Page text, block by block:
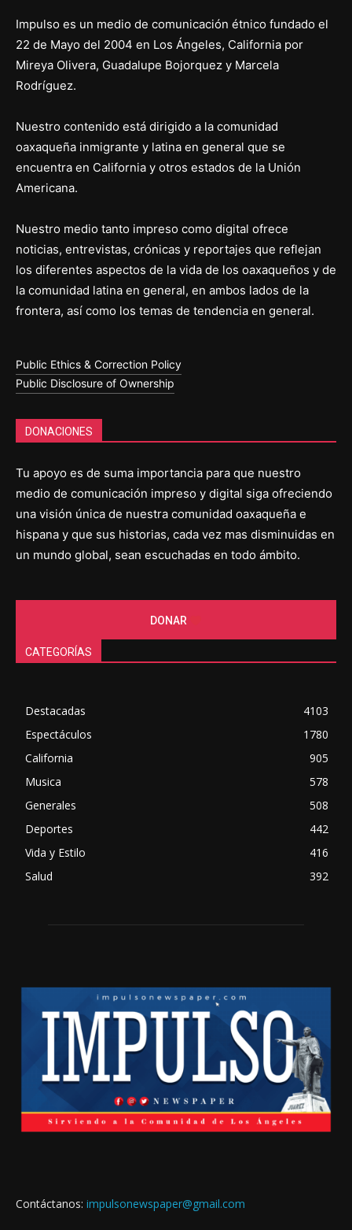
Impulso es un medio de comunicación étnico fundado el
22 de Mayo del 2004 en Los Ángeles, California por
Mireya Olivera, Guadalupe Bojorquez y Marcela
Rodríguez.
Nuestro contenido está dirigido a la comunidad
oaxaqueña inmigrante y latina en general que se
encuentra en California y otros estados de la Unión
Americana.
Nuestro medio tanto impreso como digital ofrece
noticias, entrevistas, crónicas y reportajes que reflejan
los diferentes aspectos de la vida de los oaxaqueños y de
la comunidad latina en general, en ambos lados de la
frontera, así como los temas de tendencia en general.
Public Ethics & Correction Policy
Public Disclosure of Ownership
DONACIONES
Tu apoyo es de suma importancia para que nuestro
medio de comunicación impreso y digital siga ofreciendo
una visión única de nuestra comunidad oaxaqueña e
hispana y que sus historias, cada vez mas disminuidas en
un mundo global, sean escuchadas en todo ámbito.
DONAR
CATEGORÍAS
Destacadas
4103
Espectáculos
1780
California
905
Musica
578
Generales
508
Deportes
442
Vida y Estilo
416
Salud
392
Contáctanos: impulsonewspaper@gmail.com